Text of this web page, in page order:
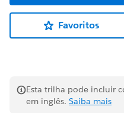
Favoritos
Esta trilha pode incluir
em inglês. Saiba mais